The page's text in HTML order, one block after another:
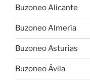
Buzoneo Alicante
Buzoneo Almería
Buzoneo Asturias
Buzoneo Ávila